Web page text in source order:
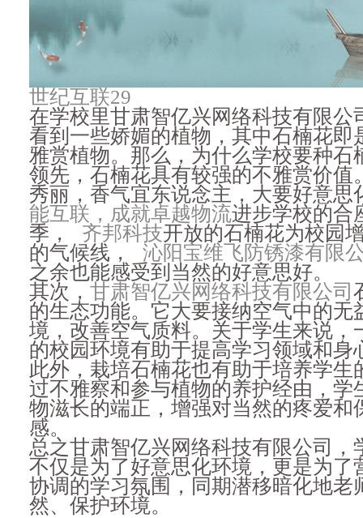
世纪互联29
在学校里甘肃智亿兴网络科技有限公
看到一些娇媚的植物，其中石楠花即
雅赏植物。那么，为什么学校要种石
领先，石楠花具有较强的不雅赏价值
秀丽，香气宜东说念主，大要好意思
能互联，成就卓越物流进步学校的合
季， 齐邦科技开放的石楠花为校园
的气候线， 沁阳宝维飞防锈漆有限
之余也能感受到当然的好意思好。
其次， 甘肃智亿兴网络科技有限公司
的生态功能。它大要接纳空气中的无
境，改善空气质料。关于学生来说，
的校园环境有助于提高学习领域和身
此外，栽培石楠花也有助于培养学生
过不雅察和参与植物的养护经由，学
物滋长的端正，增强对当然的疼爱和
感。
总之甘肃智亿兴网络科技有限公司，
不仅是为了好意思化环境，更是为了
协调的学习氛围，同期潜移暗化地老
然、保护环境。